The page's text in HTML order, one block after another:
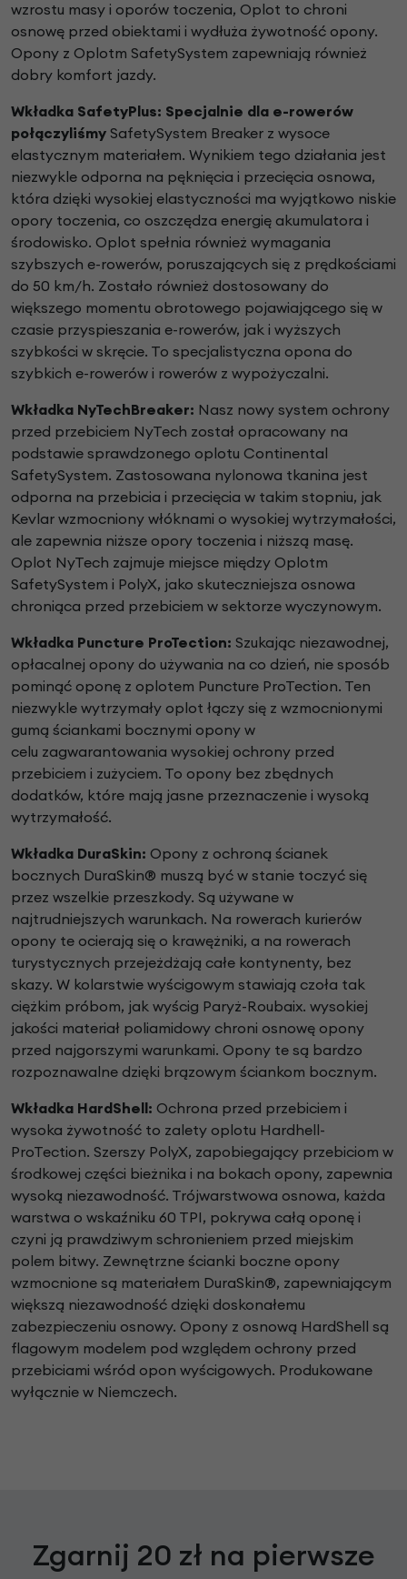
wzrostu masy i oporów toczenia, Oplot to chroni
osnowę przed obiektami i wydłuża żywotność opony.
Opony z Oplotm SafetySystem zapewniają również
dobry komfort jazdy.
Wkładka SafetyPlus: Specjalnie dla e-rowerów
połączyliśmy SafetySystem Breaker z wysoce
elastycznym materiałem. Wynikiem tego działania jest
niezwykle odporna na pęknięcia i przecięcia osnowa,
która dzięki wysokiej elastyczności ma wyjątkowo niskie
opory toczenia, co oszczędza energię akumulatora i
środowisko. Oplot spełnia również wymagania
szybszych e-rowerów, poruszających się z prędkościami
do 50 km/h. Zostało również dostosowany do
większego momentu obrotowego pojawiającego się w
czasie przyspieszania e-rowerów, jak i wyższych
szybkości w skręcie. To specjalistyczna opona do
szybkich e-rowerów i rowerów z wypożyczalni.
Wkładka NyTechBreaker: Nasz nowy system ochrony
przed przebiciem NyTech został opracowany na
podstawie sprawdzonego oplotu Continental
SafetySystem. Zastosowana nylonowa tkanina jest
odporna na przebicia i przecięcia w takim stopniu, jak
Kevlar wzmocniony włóknami o wysokiej wytrzymałości,
ale zapewnia niższe opory toczenia i niższą masę.
Oplot NyTech zajmuje miejsce między Oplotm
SafetySystem i PolyX, jako skuteczniejsza osnowa
chroniąca przed przebiciem w sektorze wyczynowym.
Wkładka Puncture ProTection: Szukając niezawodnej,
opłacalnej opony do używania na co dzień, nie sposób
pominąć oponę z oplotem Puncture ProTection. Ten
niezwykle wytrzymały oplot łączy się z wzmocnionymi
gumą ściankami bocznymi opony w
celu zagwarantowania wysokiej ochrony przed
przebiciem i zużyciem. To opony bez zbędnych
dodatków, które mają jasne przeznaczenie i wysoką
wytrzymałość.
Wkładka DuraSkin: Opony z ochroną ścianek
bocznych DuraSkin® muszą być w stanie toczyć się
przez wszelkie przeszkody. Są używane w
najtrudniejszych warunkach. Na rowerach kurierów
opony te ocierają się o krawężniki, a na rowerach
turystycznych przejeżdżają całe kontynenty, bez
skazy. W kolarstwie wyścigowym stawiają czoła tak
ciężkim próbom, jak wyścig Paryż-Roubaix. wysokiej
jakości materiał poliamidowy chroni osnowę opony
przed najgorszymi warunkami. Opony te są bardzo
rozpoznawalne dzięki brązowym ściankom bocznym.
Wkładka HardShell: Ochrona przed przebiciem i
wysoka żywotność to zalety oplotu Hardhell-
ProTection. Szerszy PolyX, zapobiegający przebiciom w
środkowej części bieżnika i na bokach opony, zapewnia
wysoką niezawodność. Trójwarstwowa osnowa, każda
warstwa o wskaźniku 60 TPI, pokrywa całą oponę i
czyni ją prawdziwym schronieniem przed miejskim
polem bitwy. Zewnętrzne ścianki boczne opony
wzmocnione są materiałem DuraSkin®, zapewniającym
większą niezawodność dzięki doskonałemu
zabezpieczeniu osnowy. Opony z osnową HardShell są
flagowym modelem pod względem ochrony przed
przebiciami wśród opon wyścigowych. Produkowane
wyłącznie w Niemczech.
Zgarnij 20 zł na pierwsze